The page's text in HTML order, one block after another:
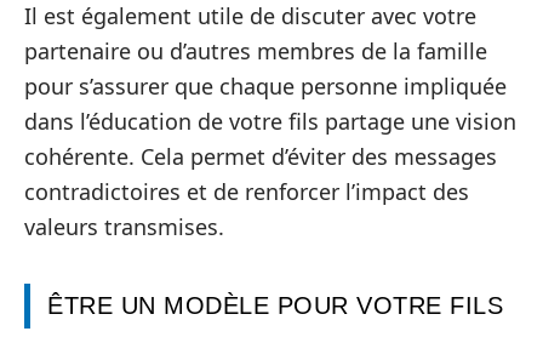
Il est également utile de discuter avec votre
partenaire ou d’autres membres de la famille
pour s’assurer que chaque personne impliquée
dans l’éducation de votre fils partage une vision
cohérente. Cela permet d’éviter des messages
contradictoires et de renforcer l’impact des
valeurs transmises.
ÊTRE UN MODÈLE POUR VOTRE FILS